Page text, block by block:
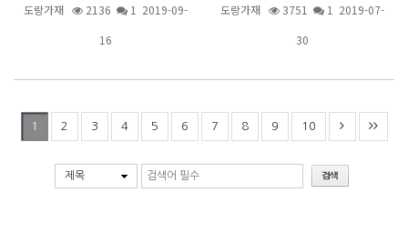
도랑가재 2136 1 2019-09-
16
도랑가재 3751 1 2019-07-
30
1 2 3 4 5 6 7 8 9 10
제목